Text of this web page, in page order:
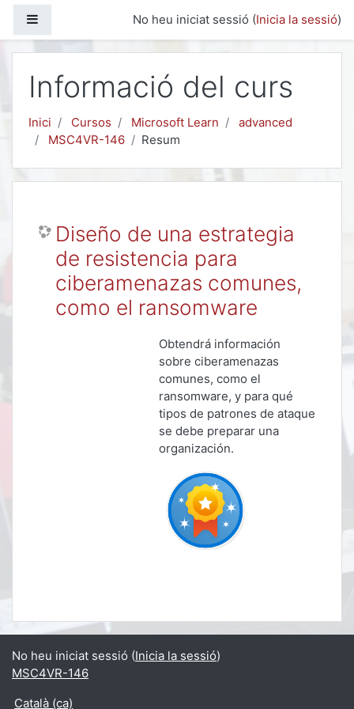
No heu iniciat sessió (Inicia la sessió)
Informació del curs
Inici Cursos Microsoft Learn
advanced
MSC4VR-146
Resum
Diseño de una estrategia
de resistencia para
ciberamenazas comunes,
como el ransomware
Obtendrá información
sobre ciberamenazas
comunes, como el
ransomware, y para qué
tipos de patrones de ataque
se debe preparar una
organización.
No heu iniciat sessió (Inicia la sessió)
MSC4VR-146
Català ‎(ca)‎